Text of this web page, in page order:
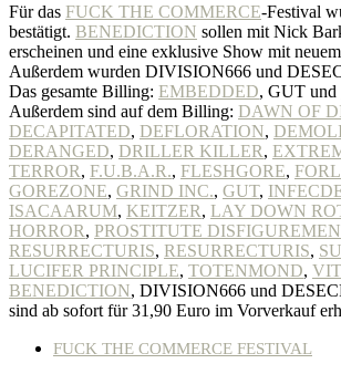
Für das FUCK THE COMMERCE-Festival
bestätigt. BENEDICTION sollen mit Nick
erscheinen und eine exklusive Show mit
Außerdem wurden DIVISION666 und
Das gesamte Billing: EMBEDDED, GUT und
Außerdem sind auf dem Billing: DAWN OF
DECAPITATED, DEFLORATION,
DERANGED, DRILLER KILLER,
TERROR, F.U.B.A.R., FLESHGORE,
GOREZONE, GRIND INC., GUT,
ISACAARUM, KEITZER, LAY DOWN
HORROR, PROSTITUTE
RESURRECTURIS, RESURRECTURIS,
LUCIFER PRINCIPLE, TOTENMOND,
BENEDICTION, DIVISION666 und
sind ab sofort für 31,90 Euro im Vorverkauf
FUCK THE COMMERCE FESTIVAL